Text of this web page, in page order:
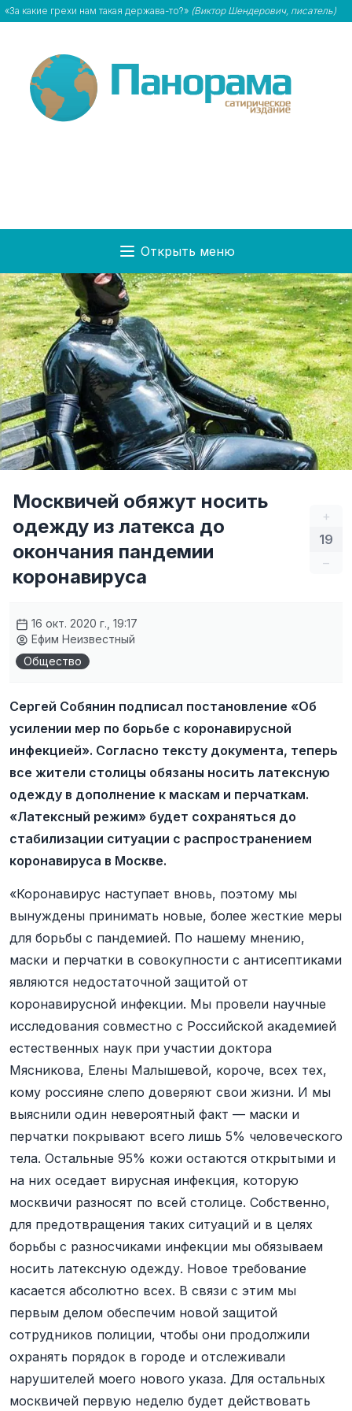
«За какие грехи нам такая держава-то?» (Виктор Шендерович, писатель)
Открыть меню
+
19
–
Москвичей обяжут носить
одежду из латекса до
окончания пандемии
коронавируса
16 окт. 2020 г., 19:17
Ефим Неизвестный
Общество
Сергей Собянин подписал постановление «Об
усилении мер по борьбе с коронавирусной
инфекцией». Согласно тексту документа, теперь
все жители столицы обязаны носить латексную
одежду в дополнение к маскам и перчаткам.
«Латексный режим» будет сохраняться до
стабилизации ситуации с распространением
коронавируса в Москве.
«Коронавирус наступает вновь, поэтому мы
вынуждены принимать новые, более жесткие меры
для борьбы с пандемией. По нашему мнению,
маски и перчатки в совокупности с антисептиками
являются недостаточной защитой от
коронавирусной инфекции. Мы провели научные
исследования совместно с Российской академией
естественных наук при участии доктора
Мясникова, Елены Малышевой, короче, всех тех,
кому россияне слепо доверяют свои жизни. И мы
выяснили один невероятный факт — маски и
перчатки покрывают всего лишь 5% человеческого
тела. Остальные 95% кожи остаются открытыми и
на них оседает вирусная инфекция, которую
москвичи разносят по всей столице. Собственно,
для предотвращения таких ситуаций и в целях
борьбы с разносчиками инфекции мы обязываем
носить латексную одежду. Новое требование
касается абсолютно всех. В связи с этим мы
первым делом обеспечим новой защитой
сотрудников полиции, чтобы они продолжили
охранять порядок в городе и отслеживали
нарушителей моего нового указа. Для остальных
москвичей первую неделю будет действовать